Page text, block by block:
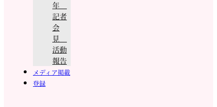
年
記者
会
見
活動
報告
メディア掲載
登録